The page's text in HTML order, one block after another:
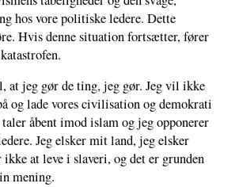
hos vore politiske ledere. Dette
Hvis denne situation fortsætter, fører
at jeg gør de ting, jeg gør. Jeg vil ikke
og lade vores civilisation og demokrati
åbent imod islam og jeg opponerer
Jeg elsker mit land, jeg elsker
at leve i slaveri, og det er grunden
mening.